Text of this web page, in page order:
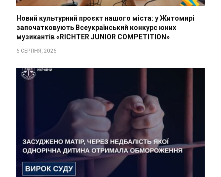
Новий культурний проєкт нашого міста: у Житомирі
започатковують Всеукраїнський конкурс юних
музикантів «RICHTER JUNIOR COMPETITION»
6 СЕРПНЯ, 2026